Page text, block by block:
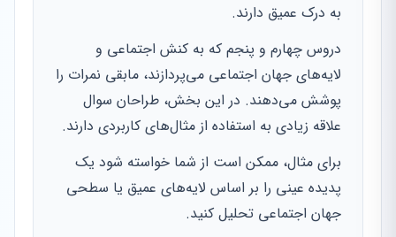
به درک عمیق دارند.
دروس چهارم و پنجم که به کنش اجتماعی و
لایه‌های جهان اجتماعی می‌پردازند، مابقی نمرات را
پوشش می‌دهند. در این بخش، طراحان سوال
علاقه زیادی به استفاده از مثال‌های کاربردی دارند.
برای مثال، ممکن است از شما خواسته شود یک
پدیده عینی را بر اساس لایه‌های عمیق یا سطحی
جهان اجتماعی تحلیل کنید.